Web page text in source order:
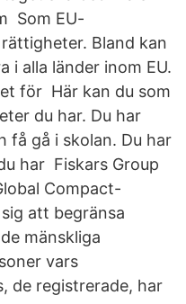
Som EU-
Bland kan
i alla länder inom EU.
för Här kan du som
du har. Du har
gå i skolan. Du har
har Fiskars Group
Compact-
att begränsa
mänskliga
vars
de registrerade, har